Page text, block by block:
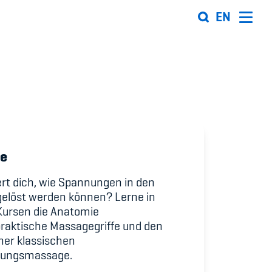
EN
Sport
Sponsoren und Partner
Netzwerk
dich, wie Spannungen in den
werden können? Lerne in
die Anatomie
Massagegriffe und den
klassischen